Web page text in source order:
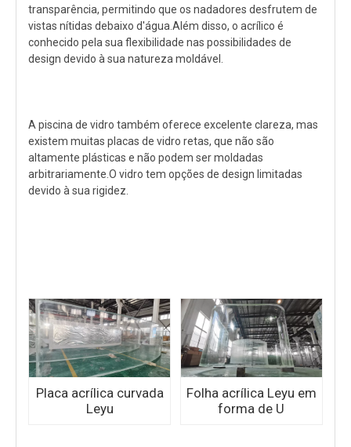
transparência, permitindo que os nadadores desfrutem de
vistas nítidas debaixo d'água.Além disso, o acrílico é
conhecido pela sua flexibilidade nas possibilidades de
design devido à sua natureza moldável.
A piscina de vidro também oferece excelente clareza, mas
existem muitas placas de vidro retas, que não são
altamente plásticas e não podem ser moldadas
arbitrariamente.O vidro tem opções de design limitadas
devido à sua rigidez.
Placa acrílica curvada
Leyu
Folha acrílica Leyu em
forma de U